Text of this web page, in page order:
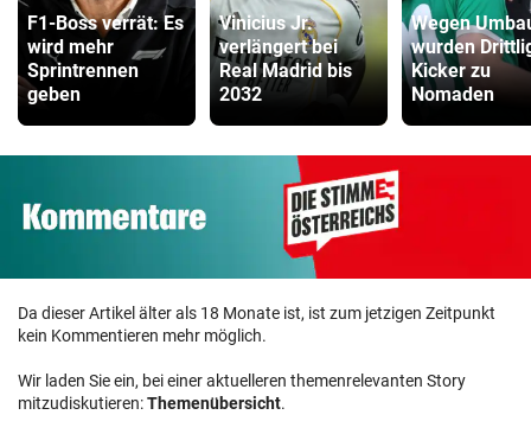
F1-Boss verrät: Es
wird mehr
Sprintrennen
geben
Vinicius Jr.
verlängert bei
Real Madrid bis
2032
Wegen
wurden
Kicker zu
Nomaden
Da dieser Artikel älter als 18 Monate ist, ist zum jetzigen Zeitpunkt
kein Kommentieren mehr möglich.
Wir laden Sie ein, bei einer aktuelleren themenrelevanten Story
mitzudiskutieren:Themenübersicht.